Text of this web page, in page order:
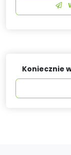
Koniecznie